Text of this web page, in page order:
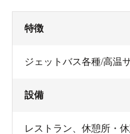
特徴
ジェットバス各種/高温
設備
レストラン 休憩所・